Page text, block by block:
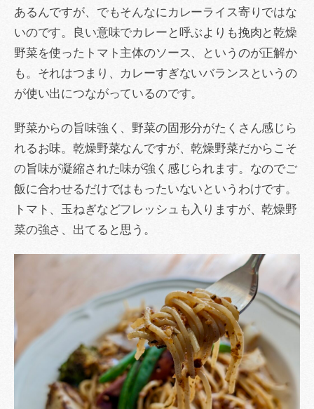
あるんですが、でもそんなにカレーライス寄りではな
いのです。良い意味でカレーと呼ぶよりも挽肉と乾燥
野菜を使ったトマト主体のソース、というのが正解か
も。それはつまり、カレーすぎないバランスというの
が使い出につながっているのです。
野菜からの旨味強く、野菜の固形分がたくさん感じら
れるお味。乾燥野菜なんですが、乾燥野菜だからこそ
の旨味が凝縮された味が強く感じられます。なのでご
飯に合わせるだけではもったいないというわけです。
トマト、玉ねぎなどフレッシュも入りますが、乾燥野
菜の強さ、出てると思う。